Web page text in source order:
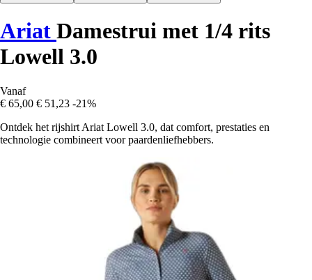
Ariat Damestrui met 1/4 rits
Lowell 3.0
Vanaf
€ 65,00 € 51,23 -21%
Ontdek het rijshirt Ariat Lowell 3.0, dat comfort, prestaties en
technologie combineert voor paardenliefhebbers.